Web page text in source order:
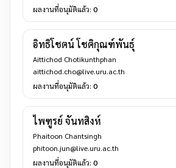
ผลงานที่อนุมัติแล้ว: 0
อิทธิโชตน์ โชติกุณฑ์พันธุ์
Aittichod Chotikunthphan
aittichod.cho@live.uru.ac.th
ผลงานที่อนุมัติแล้ว: 0
ไพฑูรย์ จันทสิงห์
Phaitoon Chantsingh
phitoon.jun@live.uru.ac.th
ผลงานที่อนุมัติแล้ว: 0